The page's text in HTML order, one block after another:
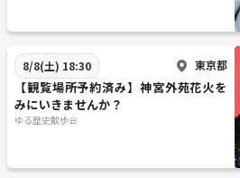
8/8(土) 18:30 東京都
【観覧場所予約済み】神宮外苑花火を
みにいきませんか？
ゆる歴史散歩会